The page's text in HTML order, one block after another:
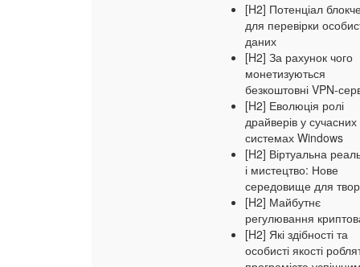
[H2] Потенціал
для перевірки
даних
[H2] За рахунок чого
монетизуються
безкоштовні VPN-
[H2] Еволюція ролі
драйверів у сучасних
системах Windows
[H2] Віртуальна
і мистецтво: Нове
середовище для
[H2] Майбутнє
регулювання
[H2] Які здібності та
особисті якості